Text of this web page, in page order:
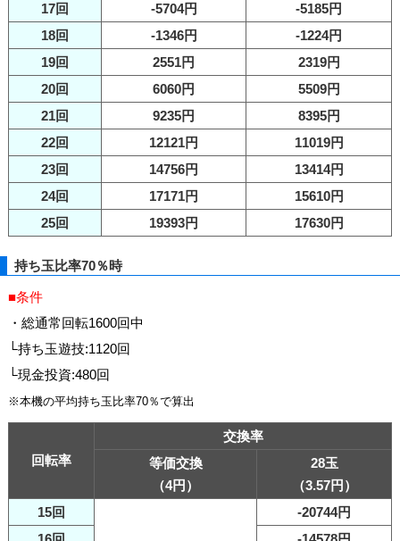
17回
-5704円
-5185円
18回
-1346円
-1224円
19回
2551円
2319円
20回
6060円
5509円
21回
9235円
8395円
22回
12121円
11019円
23回
14756円
13414円
24回
17171円
15610円
25回
19393円 17630円
持ち玉比率70％時
■条件
・総通常回転1600回中
└持ち玉遊技:1120回
└現金投資:480回
※本機の平均持ち玉比率70％で算出
回転率
交換率
等価交換
（4円）
28玉
（3.57円）
15回
-20744円